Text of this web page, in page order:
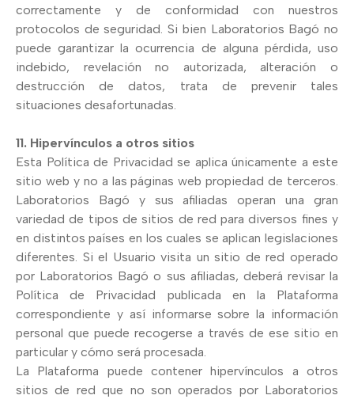
correctamente y de conformidad con nuestros
protocolos de seguridad. Si bien Laboratorios Bagó no
puede garantizar la ocurrencia de alguna pérdida, uso
indebido, revelación no autorizada, alteración o
destrucción de datos, trata de prevenir tales
situaciones desafortunadas.
11. Hipervínculos a otros sitios
Esta Política de Privacidad se aplica únicamente a este
sitio web y no a las páginas web propiedad de terceros.
Laboratorios Bagó y sus afiliadas operan una gran
variedad de tipos de sitios de red para diversos fines y
en distintos países en los cuales se aplican legislaciones
diferentes. Si el Usuario visita un sitio de red operado
por Laboratorios Bagó o sus afiliadas, deberá revisar la
Política de Privacidad publicada en la Plataforma
correspondiente y así informarse sobre la información
personal que puede recogerse a través de ese sitio en
particular y cómo será procesada.
La Plataforma puede contener hipervínculos a otros
sitios de red que no son operados por Laboratorios